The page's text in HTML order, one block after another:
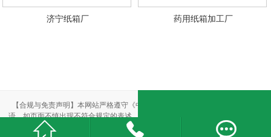
济宁纸箱厂 药用纸箱加工厂
  
【合规与免责声明】本网站严格遵守《中华人民共和国广告法》，尽力规范用
语。如页面不慎出现不符合规定的表述，敬请联系我们，将立即更正；相关内容
仅供参考，不构成交易依据。